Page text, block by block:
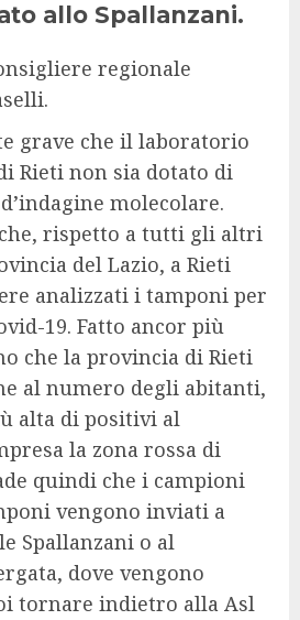
allo Spallanzani.
regionale
grave che il laboratorio
Rieti non sia dotato di
molecolare.
rispetto a tutti gli altri
del Lazio, a Rieti
analizzati i tamponi per
19. Fatto ancor più
che la provincia di Rieti
al numero degli abitanti,
alta di positivi al
la zona rossa di
quindi che i campioni
vengono inviati a
Spallanzani o al
dove vengono
tornare indietro alla Asl